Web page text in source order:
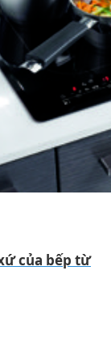
của bếp từ